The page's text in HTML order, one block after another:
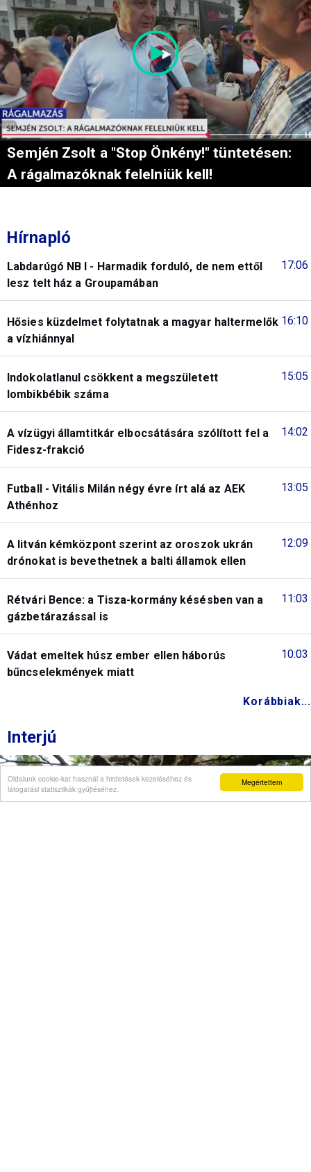
Megértettem
Oldalunk cookie-kat használ a hirdetések kezeléséhez és
látogatási statisztikák gyűjtéséhez.
Semjén Zsolt a "Stop Önkény!" tüntetésen:
A rágalmazóknak felelniük kell!
Hírnapló
17:06
Labdarúgó NB I - Harmadik forduló, de nem ettől
lesz telt ház a Groupamában
16:10
Hősies küzdelmet folytatnak a magyar haltermelők
a vízhiánnyal
15:05
Indokolatlanul csökkent a megszületett
lombikbébik száma
14:02
A vízügyi államtitkár elbocsátására szólított fel a
Fidesz-frakció
13:05
Futball - Vitális Milán négy évre írt alá az AEK
Athénhoz
12:09
A litván kémközpont szerint az oroszok ukrán
drónokat is bevethetnek a balti államok ellen
11:03
Rétvári Bence: a Tisza-kormány késésben van a
gázbetárazással is
10:03
Vádat emeltek húsz ember ellen háborús
bűncselekmények miatt
Korábbiak...
Interjú